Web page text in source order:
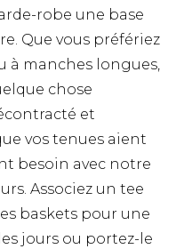
robe une base
Que vous préfériez
à manches longues,
chose
et
vos tenues aient
besoin avec notre
Associez un tee
baskets pour une
jours ou portez-le